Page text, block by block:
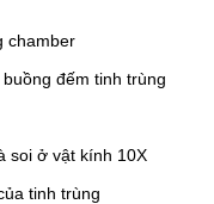
chamber
đếm tinh trùng
soi ở vật kính 10X
tinh trùng